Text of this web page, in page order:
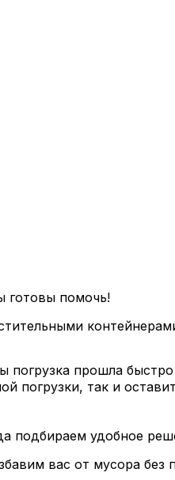
готовы помочь!
погрузка прошла
погрузки, так и
подбираем удобное
вас от мусора без